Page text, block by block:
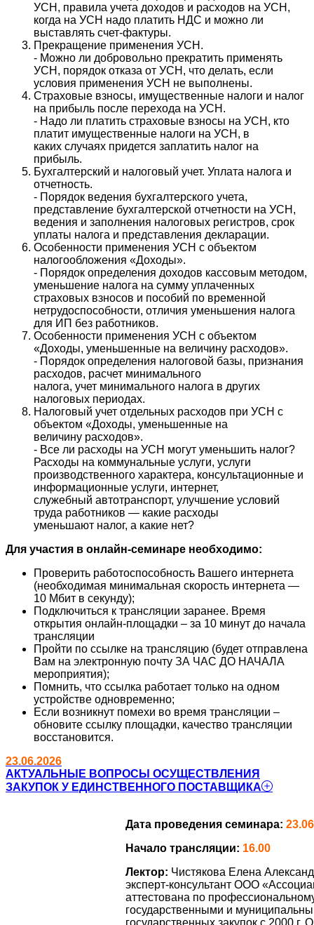
УСН, правила учета доходов и расходов на УСН,
когда на УСН надо платить НДС и можно ли
выставлять счет-фактуры.
Прекращение применения УСН.
- Можно ли добровольно прекратить применять
УСН, порядок отказа от УСН, что делать, если
условия применения УСН не выполнены.
Страховые взносы, имущественные налоги и налог
на прибыль после перехода на УСН.
- Надо ли платить страховые взносы на УСН, кто
платит имущественные налоги на УСН, в
каких случаях придется заплатить налог на
прибыль.
Бухгалтерский и налоговый учет. Уплата налога и
отчетность.
- Порядок ведения бухгалтерского учета,
представление бухгалтерской отчетности на УСН,
ведения и заполнения налоговых регистров, срок
уплаты налога и представления декларации.
Особенности применения УСН с объектом
налогообложения «Доходы».
- Порядок определения доходов кассовым методом,
уменьшение налога на сумму уплаченных
страховых взносов и пособий по временной
нетрудоспособности, отличия уменьшения налога
для ИП без работников.
Особенности применения УСН с объектом
«Доходы, уменьшенные на величину расходов».
- Порядок определения налоговой базы, признания
расходов, расчет минимального
налога, учет минимального налога в других
налоговых периодах.
Налоговый учет отдельных расходов при УСН с
объектом «Доходы, уменьшенные на
величину расходов».
- Все ли расходы на УСН могут уменьшить налог?
Расходы на коммунальные услуги, услуги
производственного характера, консультационные и
информационные услуги, интернет,
служебный автотранспорт, улучшение условий
труда работников — какие расходы
уменьшают налог, а какие нет?
Для участия в онлайн-семинаре необходимо:
Проверить работоспособность Вашего интернета
(необходимая минимальная скорость интернета —
10 Мбит в секунду);
Подключиться к трансляции заранее. Время
открытия онлайн-площадки – за 10 минут до начала
трансляции
Пройти по ссылке на трансляцию (будет отправлена
Вам на электронную почту ЗА ЧАС ДО НАЧАЛА
мероприятия);
Помнить, что ссылка работает только на одном
устройстве одновременно;
Если возникнут помехи во время трансляции –
обновите ссылку площадки, качество трансляции
восстановится.
23.06.2026
АКТУАЛЬНЫЕ ВОПРОСЫ ОСУЩЕСТВЛЕНИЯ
ЗАКУПОК У ЕДИНСТВЕННОГО ПОСТАВЩИКА
Дата проведения семинара:
Начало трансляции: 16.00
Лектор: Чистякова Елена
эксперт-консультант ООО
аттестована по
государственными и